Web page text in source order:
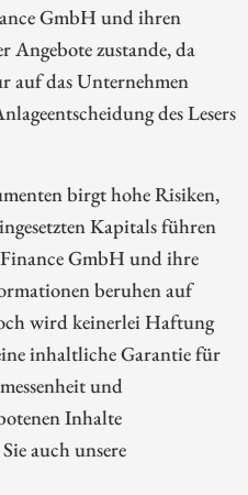
GmbH und ihren
Angebote zustande, da
auf das Unternehmen
des Lesers
birgt hohe Risiken,
Kapitals führen
GmbH und ihre
beruhen auf
wird keinerlei Haftung
inhaltliche Garantie für
und
Inhalte
auch unsere